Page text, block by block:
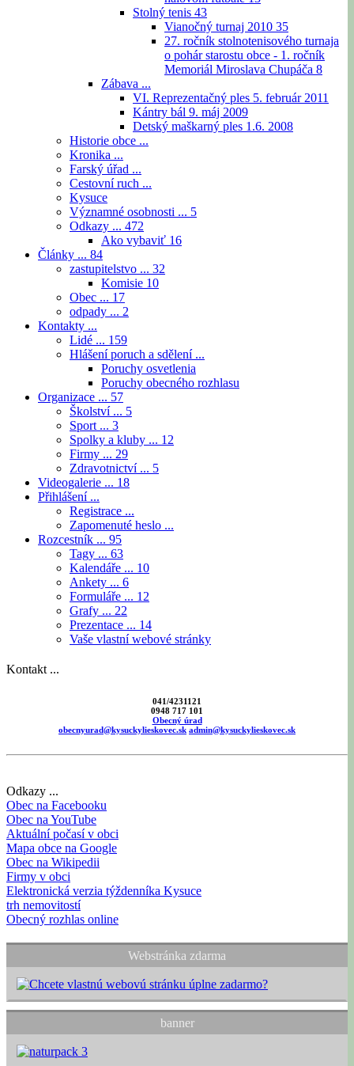
Stolný tenis 43
Vianočný turnaj 2010 35
27. ročník stolnotenisového turnaja
o pohár starostu obce - 1. ročník
Memoriál Miroslava Chupáča 8
Zábava ...
VI. Reprezentačný ples 5. február 2011
Kántry bál 9. máj 2009
Detský maškarný ples 1.6. 2008
Historie obce ...
Kronika ...
Farský úřad ...
Cestovní ruch ...
Kysuce
Významné osobnosti ... 5
Odkazy ... 472
Ako vybaviť 16
Články ... 84
zastupitelstvo ... 32
Komisie 10
Obec ... 17
odpady ... 2
Kontakty ...
Lidé ... 159
Hlášení poruch a sdělení ...
Poruchy osvetlenia
Poruchy obecného rozhlasu
Organizace ... 57
Školství ... 5
Sport ... 3
Spolky a kluby ... 12
Firmy ... 29
Zdravotnictví ... 5
Videogalerie ... 18
Přihlášení ...
Registrace ...
Zapomenuté heslo ...
Rozcestník ... 95
Tagy ... 63
Kalendáře ... 10
Ankety ... 6
Formuláře ... 12
Grafy ... 22
Prezentace ... 14
Vaše vlastní webové stránky
Kontakt ...
041/4231121
0948 717 101
Obecný úrad
obecnyurad@kysuckylieskovec.sk admin@kysuckylieskovec.sk
Odkazy ...
Obec na Facebooku
Obec na YouTube
Aktuální počasí v obci
Mapa obce na Google
Obec na Wikipedii
Firmy v obci
Elektronická verzia týždenníka Kysuce
trh nemovitostí
Obecný rozhlas online
Webstránka zdarma
banner